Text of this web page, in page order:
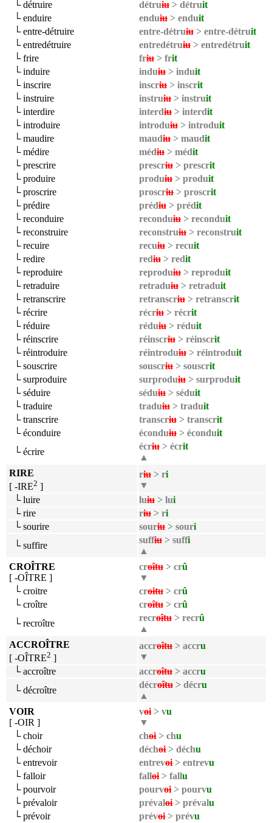
└ détruire détruiu > détruit
└ enduire
enduiu > enduit
└ entre-détruire
entre-détruiu > entre-détruit
└ entredétruire
entredétruiu > entredétruit
└ frire
friu > frit
└ induire
induiu > induit
└ inscrire
inscriu > inscrit
└ instruire
instruiu > instruit
└ interdire
interdiu > interdit
└ introduire
introduiu > introduit
└ maudire
maudiu > maudit
└ médire
médiu > médit
└ prescrire
prescriu > prescrit
└ produire
produiu > produit
└ proscrire
proscriu > proscrit
└ prédire
prédiu > prédit
└ reconduire
reconduiu > reconduit
└ reconstruire
reconstruiu > reconstruit
└ recuire
recuiu > recuit
└ redire
rediu > redit
└ reproduire
reproduiu > reproduit
└ retraduire
retraduiu > retraduit
└ retranscrire
retranscriu > retranscrit
└ récrire
récriu > récrit
└ réduire
réduiu > réduit
└ réinscrire
réinscriu > réinscrit
└ réintroduire
réintroduiu > réintroduit
└ souscrire
souscriu > souscrit
└ surproduire
surproduiu > surproduit
└ séduire
séduiu > séduit
└ traduire
traduiu > traduit
└ transcrire
transcriu > transcrit
└ éconduire
éconduiu > éconduit
└ écrire
écriu > écrit
▲
RIRE
[ -IRE2 ]
riu > ri
▼
└ luire
luiu > lui
└ rire
riu > ri
└ sourire
souriu > souri
└ suffire
suffiu > suffi
▲
CROÎTRE
[ -OÎTRE ]
croîtu > crû
▼
└ croitre
croitu > crû
└ croître
croîtu > crû
└ recroître
recroîtu > recrû
▲
ACCROÎTRE
[ -OÎTRE2 ]
accroîtu > accru
▼
└ accroître
accroîtu > accru
└ décroître
décroîtu > décru
▲
VOIR
[ -OIR ]
voi > vu
▼
└ choir
choi > chu
└ déchoir
déchoi > déchu
└ entrevoir
entrevoi > entrevu
└ falloir
falloi > fallu
└ pourvoir
pourvoi > pourvu
└ prévaloir
prévaloi > prévalu
└ prévoir
prévoi > prévu